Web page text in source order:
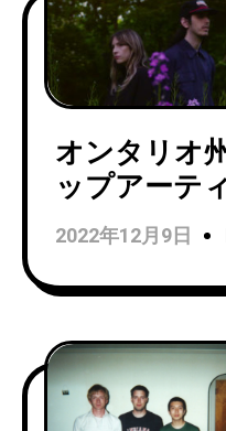
オンタリオ
ップアーテ
Siggelkowに
トEllisが
ャーした「
2022年12月9日